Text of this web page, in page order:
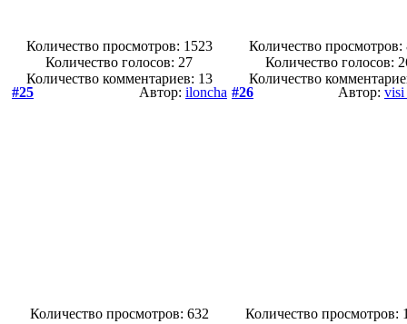
Количество просмотров: 1523
Количество голосов: 27
Количество комментариев: 13
Количество просмотров:
Количество голосов:
Количество
#25
Автор: iloncha
Количество просмотров: 632
#26 Автор:
Количество просмотров: